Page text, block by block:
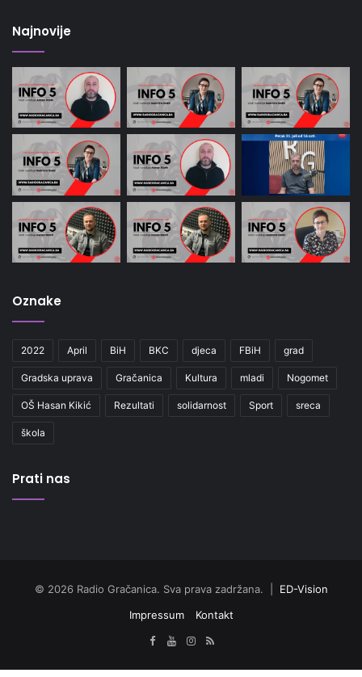
Najnovije
Oznake
2022 April BiH BKC djeca FBiH grad
Gradska uprava Gračanica Kultura mladi Nogomet
OŠ Hasan Kikić Rezultati solidarnost Sport sreca
škola
Prati nas
© 2026 Radio Gračanica. Sva prava zadržana. | ED-Vision
Impressum
Kontakt